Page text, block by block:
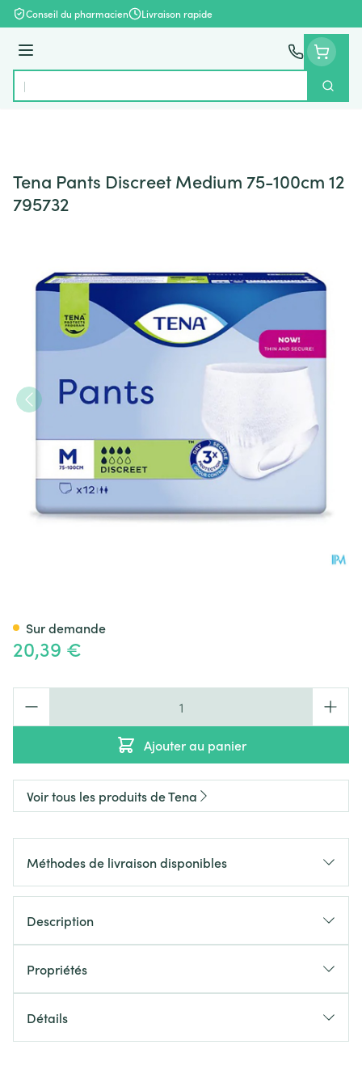
Aller au contenu
Conseil du pharmacien Livraison rapide
Menu
Rechercher
Tena Pants Discreet Medium 75-100cm 12
795732
20,39 €
Ajouter au panier
Sur demande
Voir tous les produits de Tena
Méthodes de livraison disponibles
Description
Propriétés
Détails